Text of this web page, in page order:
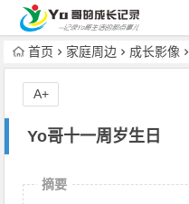
首页 家庭周边 成长影像
Yo哥十一周岁生日
A+
摘要